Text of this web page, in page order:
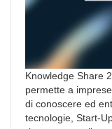
Knowledge Share
permette a
di conoscere ed
tecnologie, Start-